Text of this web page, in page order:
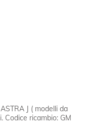
J ( modelli da
Codice ricambio: GM